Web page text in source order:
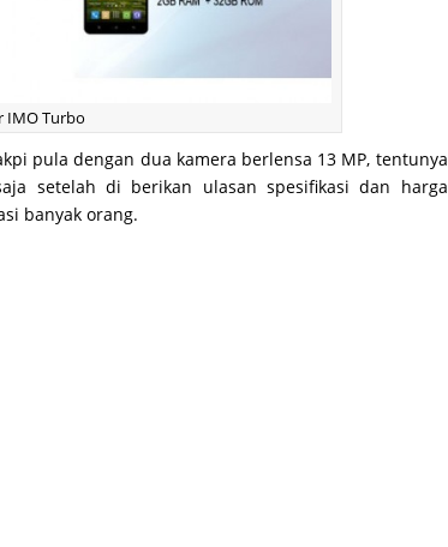
IMO Turbo
pula dengan dua kamera berlensa 13 MP, tentunya
setelah di berikan ulasan spesifikasi dan harga
banyak orang.